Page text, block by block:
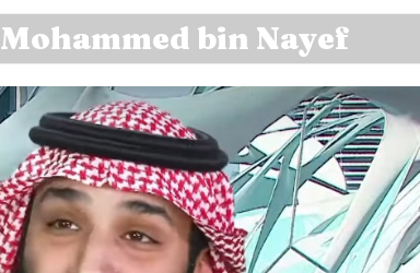
Mohammed bin Nayef